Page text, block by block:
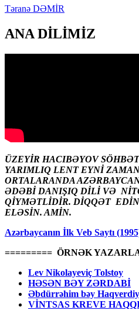
Təranə DƏMİR
ANA DİLİMİZ
ÜZEYİR HACIBƏYOV
YARIMLIQ LENT EYNİ
ORTALARANDA
ƏDƏBİ DANIŞIQ DİLİ VƏ
QİYMƏTLİDİR. DİQQƏT
ELƏSİN. AMİN.
Azərbaycanın İlk Veb Saytı
========= ÖRNƏK
Lev Nikolayeviç Tolstoy
HƏSƏN BƏY ZƏRDABİ
Əbdürrəhim bəy
VİNTSAS KREVE